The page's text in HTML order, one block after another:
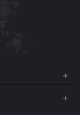
+
+